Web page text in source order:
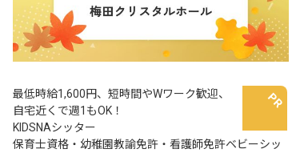
最低時給1,600円、短時間やWワーク歓迎、
自宅近くで週1もOK！
KIDSNAシッター
保育士資格・幼稚園教諭免許・看護師免許ベビーシッ